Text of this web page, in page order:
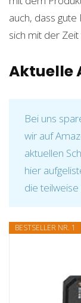
auch, dass
sich mit der
Aktuelle
Bei uns
wir auf
aktuellen
hier
die
BESTSELLER NR. 1